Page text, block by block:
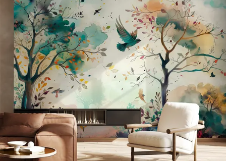
Standard
45.0027.00€/m²
Premium
56.6734.00 /m²
Premium Vinil
65.0039.00€/m²
Peel and Stick